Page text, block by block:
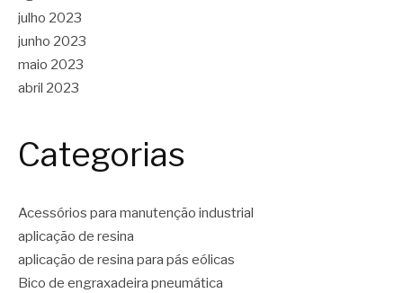
julho 2023
junho 2023
maio 2023
abril 2023
Categorias
Acessórios para manutenção industrial
aplicação de resina
aplicação de resina para pás eólicas
Bico de engraxadeira pneumática